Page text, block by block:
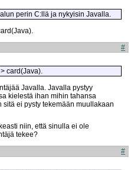
perin C:llä ja nykyisin Javalla.
#
card(Java).
Javalla. Javalla pystyy
kielestä ihan mihin tahansa
sitä ei pysty tekemään muullakaan
niin, että sinulla ei ole
tekee?
#